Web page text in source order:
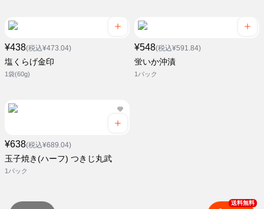
¥438(税込¥473.04)
塩くらげ金印
1袋(60g)
¥548(税込¥591.84)
蛍いか沖漬
1パック
¥638(税込¥689.04)
玉子焼き(ハーフ) つきじ丸武
1パック
送料無料